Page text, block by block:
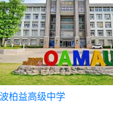
柏益高级中学